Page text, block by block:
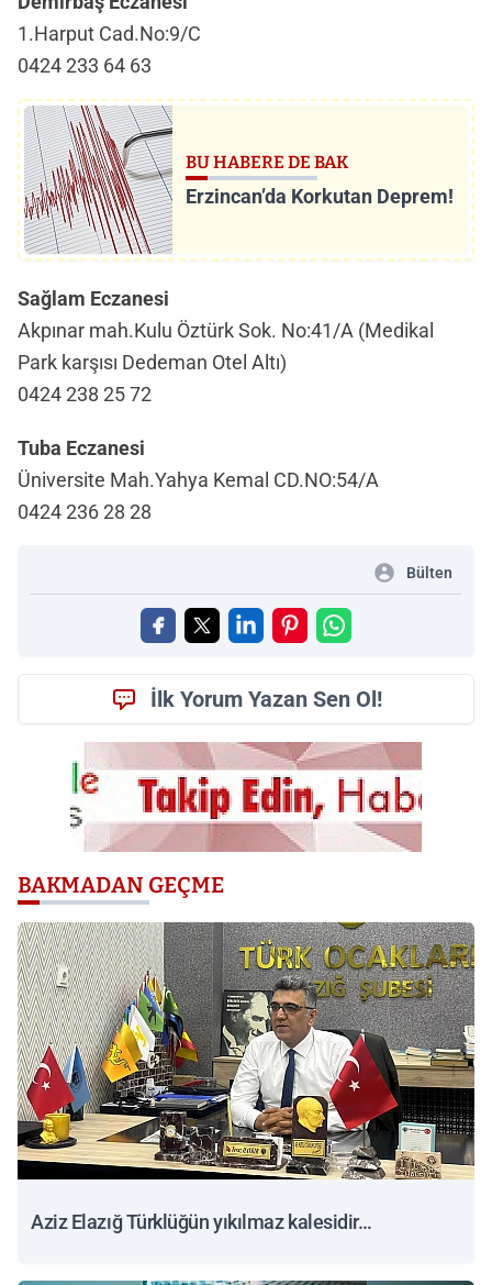
1.Harput Cad.No:9/C
0424 233 64 63
BU HABERE DE BAK
Erzincan’da Korkutan Deprem!
Sağlam Eczanesi
Akpınar mah.Kulu Öztürk Sok. No:41/A (Medikal
Park karşısı Dedeman Otel Altı)
0424 238 25 72
Tuba Eczanesi
Üniversite Mah.Yahya Kemal CD.NO:54/A
0424 236 28 28
Bülten
İlk Yorum Yazan Sen Ol!
BAKMADAN GEÇME
Aziz Elazığ Türklüğün yıkılmaz kalesidir…